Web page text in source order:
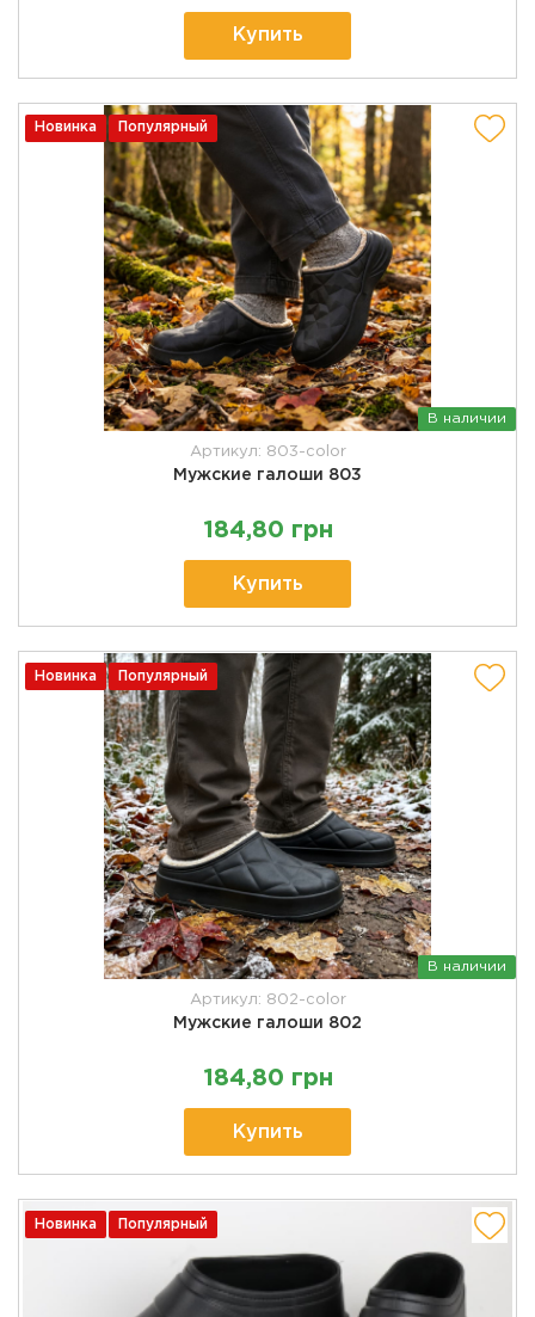
Купить
Новинка Популярный
В наличии
Артикул: 803-color
Мужские галоши 803
184,80 грн
Купить
Новинка Популярный
В наличии
Артикул: 802-color
Мужские галоши 802
184,80 грн
Купить
Новинка Популярный